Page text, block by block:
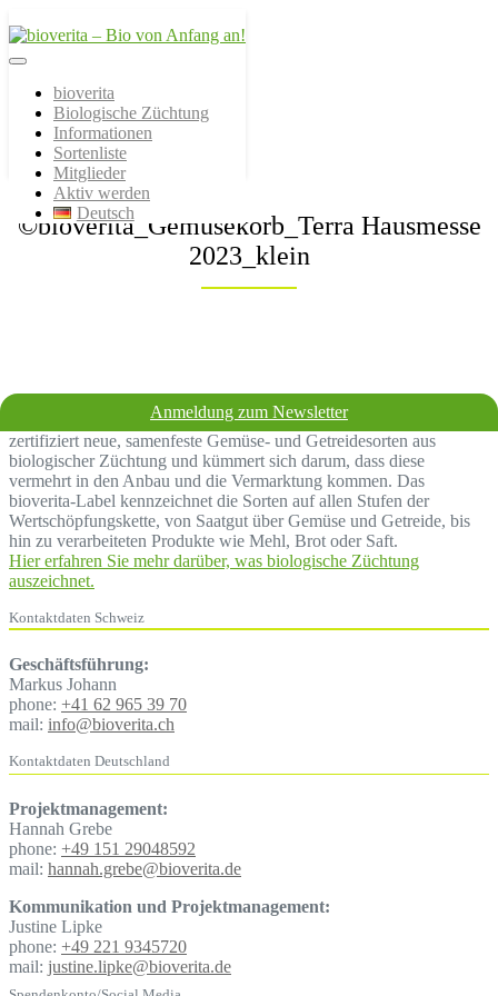
bioverita – Bio von
Anfang an!
Endprodukt
bioverita
Biologische Züchtung
Informationen
Sortenliste
Mitglieder
Aktiv werden
Deutsch
©bioverita_Gemüsekorb_Terra Hausmesse
2023_klein
Anmeldung zum Newsletter
Bio sollte bereits bei der Züchtung beginnen! Der Verein bioverita
zertifiziert neue, samenfeste Gemüse- und Getreidesorten aus
biologischer Züchtung und kümmert sich darum, dass diese
vermehrt in den Anbau und die Vermarktung kommen. Das
bioverita-Label kennzeichnet die Sorten auf allen Stufen der
Wertschöpfungskette, von Saatgut über Gemüse und Getreide, bis
hin zu verarbeiteten Produkte wie Mehl, Brot oder Saft.
Hier erfahren Sie mehr darüber, was biologische Züchtung
auszeichnet.
Kontaktdaten Schweiz
Geschäftsführung:
Markus Johann
phone: +41 62 965 39 70
mail: info@bioverita.ch
Kontaktdaten Deutschland
Projektmanagement:
Hannah Grebe
phone: +49 151 29048592
mail: hannah.grebe@bioverita.de
Kommunikation und Projektmanagement:
Justine Lipke
phone: +49 221 9345720
mail: justine.lipke@bioverita.de